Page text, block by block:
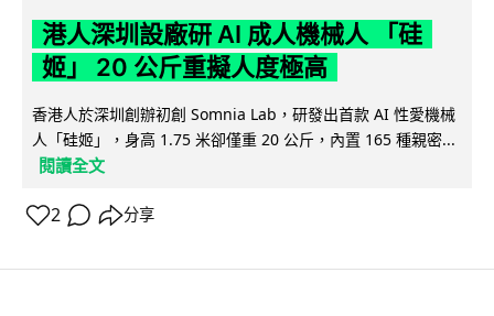
港人深圳設廠研 AI 成人機械人 「硅
姬」 20 公斤重擬人度極高
香港人於深圳創辦初創 Somnia Lab，研發出首款 AI 性愛機械
人「硅姬」，身高 1.75 米卻僅重 20 公斤，內置 165 種親密...
閱讀全文
2 分享